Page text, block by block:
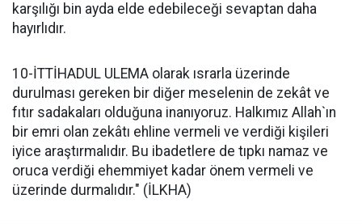
karşılığı bin ayda elde edebileceği sevaptan daha
hayırlıdır.
10-İTTİHADUL ULEMA olarak ısrarla üzerinde
durulması gereken bir diğer meselenin de zekât ve
fıtır sadakaları olduğuna inanıyoruz. Halkımız Allah`ın
bir emri olan zekâtı ehline vermeli ve verdiği kişileri
iyice araştırmalıdır. Bu ibadetlere de tıpkı namaz ve
oruca verdiği ehemmiyet kadar önem vermeli ve
üzerinde durmalıdır." (İLKHA)